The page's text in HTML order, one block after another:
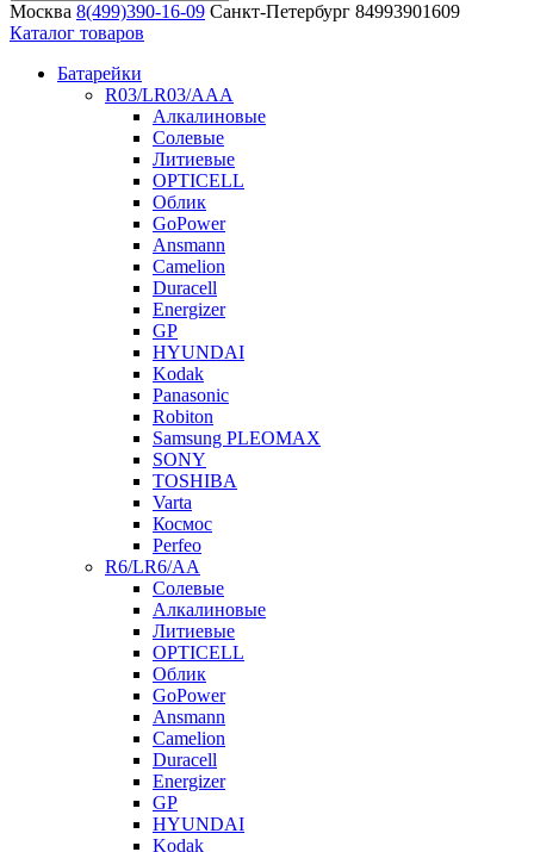
Москва 8(499)390-16-09 Санкт-Петербург 84993901609
Каталог товаров
Батарейки
R03/LR03/AAA
Алкалиновые
Солевые
Литиевые
OPTICELL
Облик
GoPower
Ansmann
Camelion
Duracell
Energizer
GP
HYUNDAI
Kodak
Panasonic
Robiton
Samsung PLEOMAX
SONY
TOSHIBA
Varta
Космос
Perfeo
R6/LR6/AA
Солевые
Алкалиновые
Литиевые
OPTICELL
Облик
GoPower
Ansmann
Camelion
Duracell
Energizer
GP
HYUNDAI
Kodak